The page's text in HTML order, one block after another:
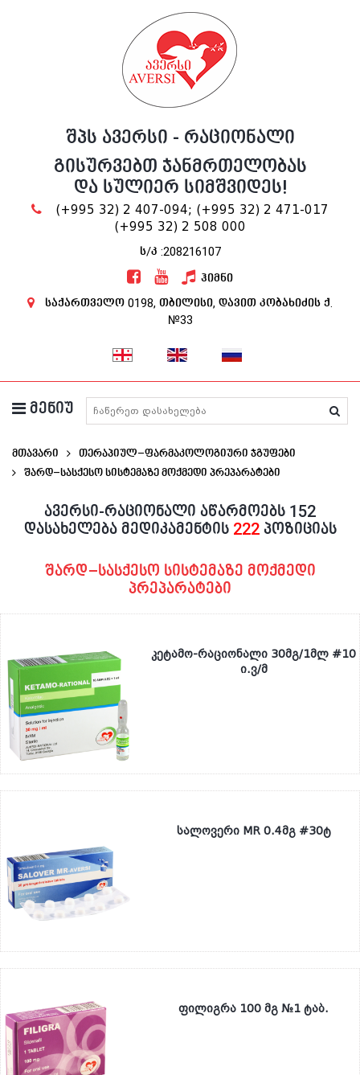
შპს ავერსი - რაციონალი
გისურვებთ ჯანმრთელობას
და სულიერ სიმშვიდეს!
(+995 32) 2 407-094; (+995 32) 2 471-017
(+995 32) 2 508 000
ს/კ :208216107
ჰიმნი
საქართველო 0198, თბილისი, დავით კობახიძის ქ.
№33
მენიუ მედიკამენტების ძიება
მთავარი
თერაპიულ–ფარმაკოლოგიური ჯგუფები
Შარდ–Სასქესო Სისტემაზე Მოქმედი Პრეპარატები
ავერსი-რაციონალი აწარმოებს 152
დასახელება მედიკამენტის 222 პოზიციას
შარდ–სასქესო სისტემაზე მოქმედი
პრეპარატები
კეტამო-რაციონალი 30მგ/1მლ #10
ი.ვ/მ
სალოვერი MR 0.4მგ #30ტ
ფილიგრა 100 მგ №1 ტაბ.